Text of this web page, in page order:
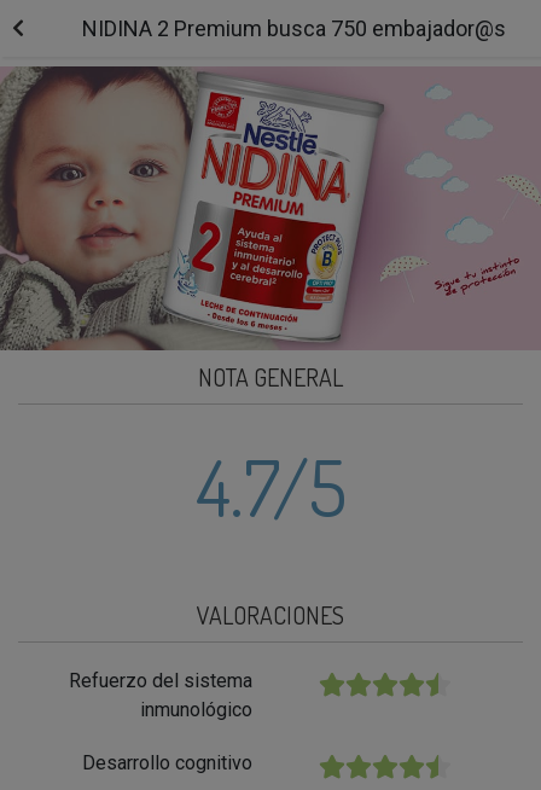
NIDINA 2 Premium busca 750 embajador@s
NOTA GENERAL
4.7/5
VALORACIONES
Refuerzo del sistema
inmunológico
★★★★★
Desarrollo cognitivo ★★★★★